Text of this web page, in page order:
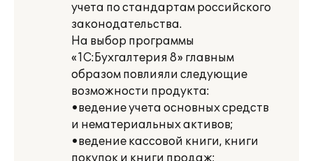
учета по стандартам российского
законодательства.
На выбор программы
«1С:Бухгалтерия 8» главным
образом повлияли следующие
возможности продукта:
•ведение учета основных средств
и нематериальных активов;
•ведение кассовой книги, книги
покупок и книги продаж;